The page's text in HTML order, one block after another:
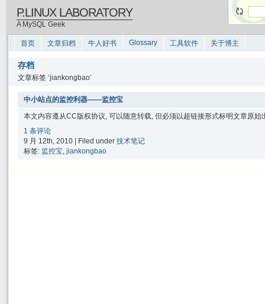
P.LINUX LABORATORY
A MySQL Geek
首页 文章归档 牛人好书 Glossary 工具软件 关于博主
存档
文章标签 ‘jiankongbao’
中小站点的监控利器——监控宝
本文内容遵从CC版权协议, 可以随意转载, 但必须以超链接形式标明文章原
1 条评论
9 月 12th, 2010 | Filed under 技术笔记
标签: 监控宝, jiankongbao